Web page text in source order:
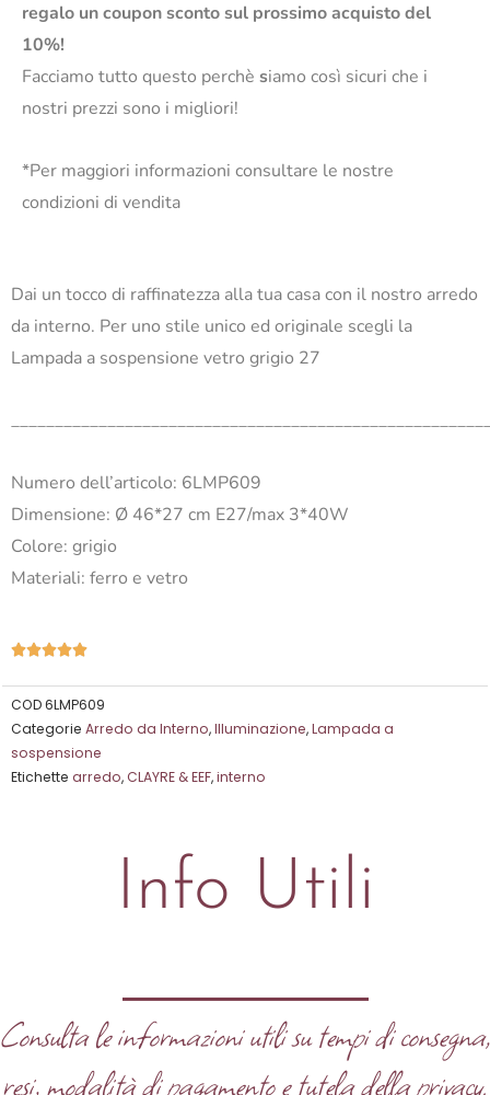
regalo un coupon sconto sul prossimo acquisto del
10%!
Facciamo tutto questo perchè siamo così sicuri che i
nostri prezzi sono i migliori!
*Per maggiori informazioni consultare le nostre
condizioni di vendita
Dai un tocco di raffinatezza alla tua casa con il nostro arredo
da interno. Per uno stile unico ed originale scegli la
Lampada a sospensione vetro grigio 27
Numero dell’articolo: 6LMP609
Dimensione: Ø 46*27 cm E27/max 3*40W
Colore: grigio
Materiali: ferro e vetro
Valutazione
su
5
COD6LMP609
Categorie Arredo da Interno,Illuminazione,Lampada a
sospensione
Etichette arredo,CLAYRE & EEF,interno
Info Utili
Consulta le informazioni utili su tempi di consegna,